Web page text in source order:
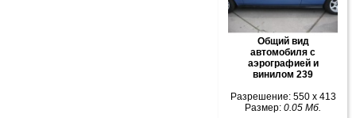
Общий вид
автомобиля с
аэрографией и
винилом 239
Разрешение: 550 x 413
Размер: 0.05 Мб.